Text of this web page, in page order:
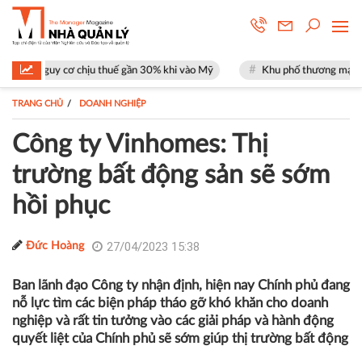
thuế gần 30% khi vào Mỹ Khu phố thương mại SOHO tại The
TRANG CHỦ DOANH NGHIỆP
Công ty Vinhomes: Thị
trường bất động sản sẽ sớm
hồi phục
Đức Hoàng 27/04/2023 15:38
Ban lãnh đạo Công ty nhận định, hiện nay Chính phủ đang
nỗ lực tìm các biện pháp tháo gỡ khó khăn cho doanh
nghiệp và rất tin tưởng vào các giải pháp và hành động
quyết liệt của Chính phủ sẽ sớm giúp thị trường bất động